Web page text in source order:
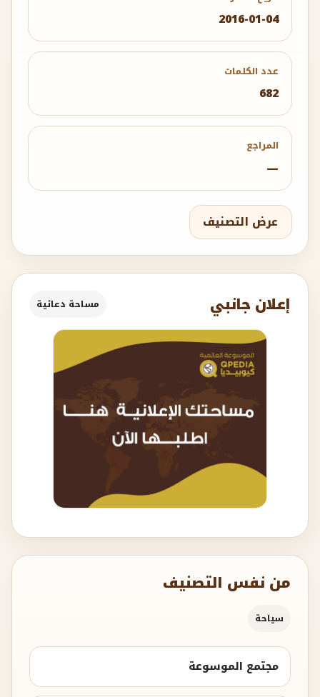
2016-01-04
عدد الكلمات
682
المراجع
—
عرض التصنيف
إعلان جانبي مساحة دعائية
من نفس التصنيف
سياحة
مجتمع الموسوعة